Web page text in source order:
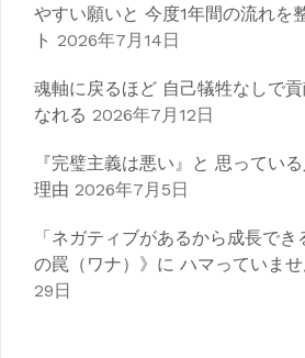
やすい願いと 今度1年間の流れを
ト 2026年7月14日
魂軸に戻るほど 自己犠牲なしで
なれる 2026年7月12日
『完璧主義は悪い』と 思ってい
理由 2026年7月5日
「ネガティブがあるから成長で
の罠（ワナ）》に ハマっていませ
29日